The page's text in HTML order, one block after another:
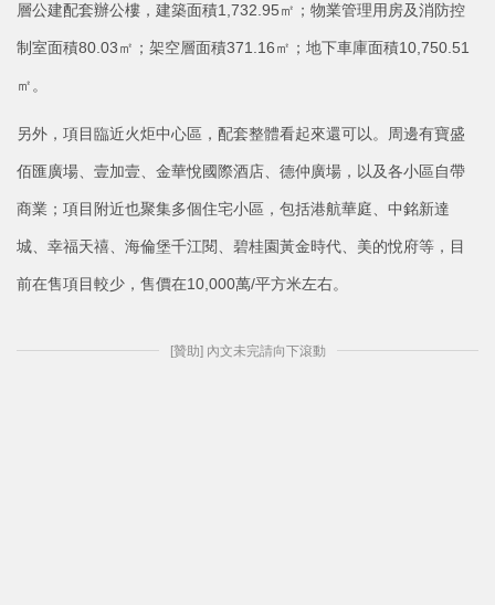
層公建配套辦公樓，建築面積1,732.95㎡；物業管理用房及消防控
制室面積80.03㎡；架空層面積371.16㎡；地下車庫面積10,750.51
㎡。
另外，項目臨近火炬中心區，配套整體看起來還可以。周邊有寶盛
佰匯廣場、壹加壹、金華悅國際酒店、德仲廣場，以及各小區自帶
商業；項目附近也聚集多個住宅小區，包括港航華庭、中銘新達
城、幸福天禧、海倫堡千江閱、碧桂園黃金時代、美的悅府等，目
前在售項目較少，售價在10,000萬/平方米左右。
[贊助] 內文未完請向下滾動